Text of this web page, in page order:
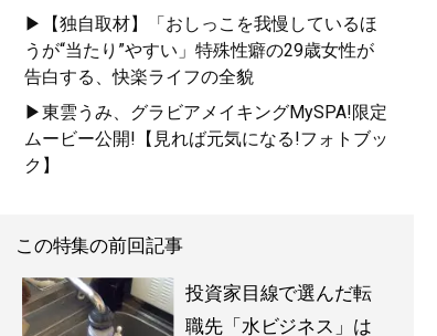
▶【独自取材】「おしっこを我慢しているほ
うが“当たり”やすい」特殊性癖の29歳女性が
告白する、快楽ライフの全貌
▶東雲うみ、グラビアメイキングMySPA!限定
ムービー公開!【見れば元気になる!フォトブッ
ク】
この特集の前回記事
投資家目線で選んだ転
職先「水ビジネス」は